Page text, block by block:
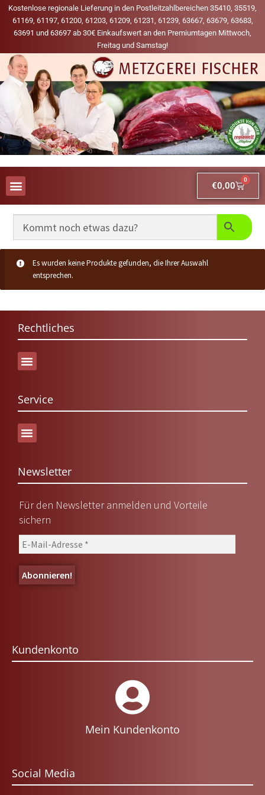
Kostenlose regionale Lieferung in den Postleitzahlbereichen 35410, 35519,
61169, 61197, 61200, 61203, 61209, 61231, 61239, 63667, 63679, 63683,
63691 und 63697 ab 30€ Einkaufswert an den Premiumtagen Mittwoch,
Freitag und Samstag!
€0,00
0
Es wurden keine Produkte gefunden, die Ihrer Auswahl
entsprechen.
Rechtliches
Service
Newsletter
Für den Newsletter anmelden und Vorteile
sichern
Kundenkonto
Mein Kundenkonto
Social Media